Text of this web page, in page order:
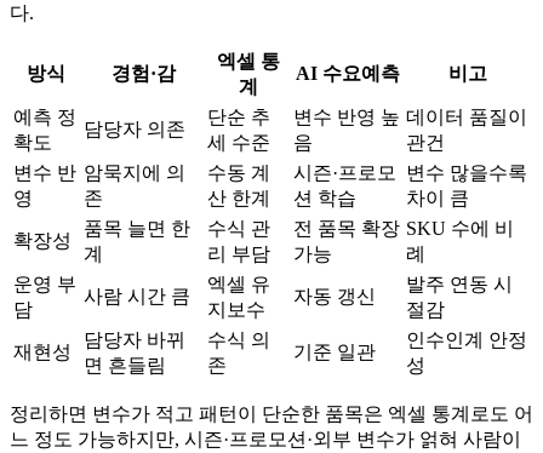
다.
방식 경험·감
엑셀 통
계
AI 수요예측 비고
예측 정
확도
담당자 의존
단순 추
세 수준
변수 반영 높
음
데이터 품질이
관건
변수 반
영
암묵지에 의
존
수동 계
산 한계
시즌·프로모
션 학습
변수 많을수록
차이 큼
확장성
품목 늘면 한
계
수식 관
리 부담
전 품목 확장
가능
SKU 수에 비
례
운영 부
담
사람 시간 큼
엑셀 유
지보수
자동 갱신
발주 연동 시
절감
재현성
담당자 바뀌
면 흔들림
수식 의
존
기준 일관
인수인계 안정
성
정리하면 변수가 적고 패턴이 단순한 품목은 엑셀 통계로도 어
느 정도 가능하지만, 시즌·프로모션·외부 변수가 얽혀 사람이